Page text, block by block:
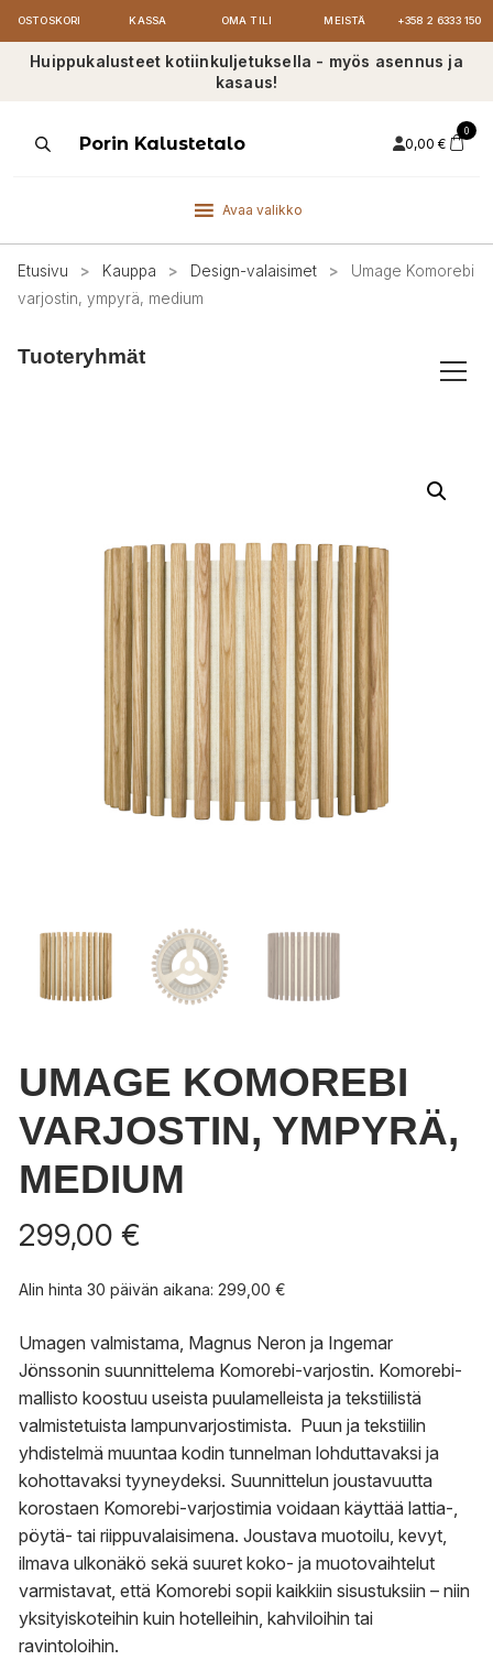
OSTOSKORI KASSA OMA TILI MEISTÄ +358 2 6333 150
Huippukalusteet kotiinkuljetuksella - myös asennus ja
kasaus!
ProductsPorin Kalustetalo 0,00 €
0
Avaa valikko
Etusivu > Kauppa > Design-valaisimet >
Umage Komorebi
varjostin, ympyrä, medium
Tuoteryhmät
UMAGE KOMOREBI
VARJOSTIN, YMPYRÄ,
MEDIUM
299,00 €
Alin hinta 30 päivän aikana: 299,00 €
Umagen valmistama, Magnus Neron ja Ingemar
Jönssonin suunnittelema Komorebi-varjostin. Komorebi-
mallisto koostuu useista puulamelleista ja tekstiilistä
valmistetuista lampunvarjostimista. Puun ja tekstiilin
yhdistelmä muuntaa kodin tunnelman lohduttavaksi ja
kohottavaksi tyyneydeksi. Suunnittelun joustavuutta
korostaen Komorebi-varjostimia voidaan käyttää lattia-,
pöytä- tai riippuvalaisimena. Joustava muotoilu, kevyt,
ilmava ulkonäkö sekä suuret koko- ja muotovaihtelut
varmistavat, että Komorebi sopii kaikkiin sisustuksiin – niin
yksityiskoteihin kuin hotelleihin, kahviloihin tai
ravintoloihin.